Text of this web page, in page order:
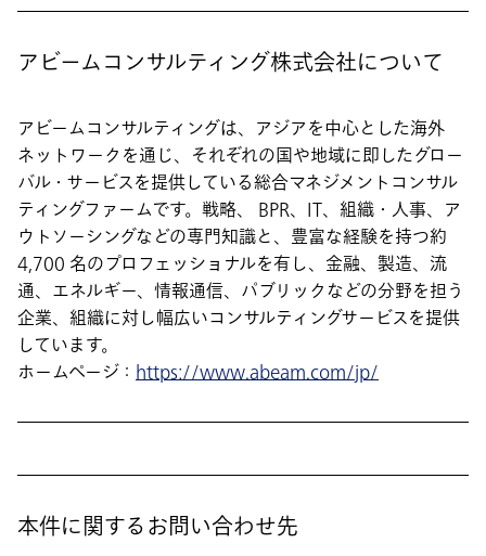
アビームコンサルティング株式会社について
アビームコンサルティングは、アジアを中心とした海外
ネットワークを通じ、それぞれの国や地域に即したグロー
バル・サービスを提供している総合マネジメントコンサル
ティングファームです。戦略、 BPR、IT、組織・人事、ア
ウトソーシングなどの専門知識と、豊富な経験を持つ約
4,700 名のプロフェッショナルを有し、金融、製造、流
通、エネルギー、情報通信、パブリックなどの分野を担う
企業、組織に対し幅広いコンサルティングサービスを提供
しています。
ホームページ： https://www.abeam.com/jp/
本件に関するお問い合わせ先